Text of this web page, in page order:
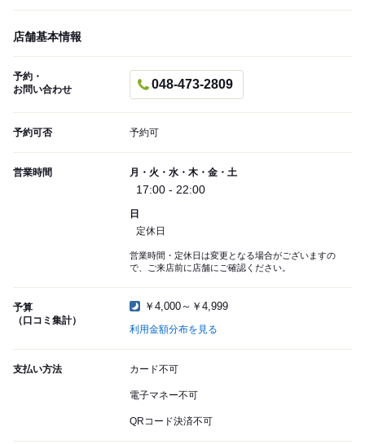
店舗基本情報
予約・
お問い合わせ
048-473-2809
予約可否 予約可
営業時間 月・火・水・木・金・土
17:00 - 22:00
日
定休日
営業時間・定休日は変更となる場合がございますの
で、ご来店前に店舗にご確認ください。
予算
（口コミ集計）
￥4,000～￥4,999
利用金額分布を見る
支払い方法 カード不可
電子マネー不可
QRコード決済不可